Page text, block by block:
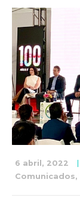
6 abril, 2022
Comunicados,